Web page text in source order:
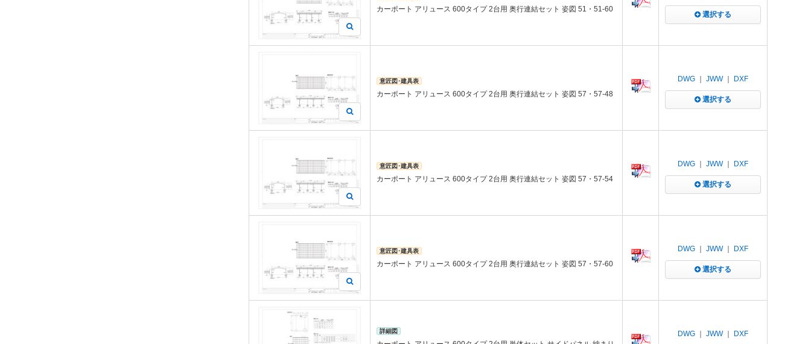
カーポート アリュース 600タイプ 2台用 奥行連結セット 姿図 51・51-60
選択する
意匠図･建具表
カーポート アリュース 600タイプ 2台用 奥行連結セット 姿図 57・57-48
DWG JWW｜ DXF
選択する
意匠図･建具表
カーポート アリュース 600タイプ 2台用 奥行連結セット 姿図 57・57-54
DWG JWW｜ DXF
選択する
意匠図･建具表
カーポート アリュース 600タイプ 2台用 奥行連結セット 姿図 57・57-60
DWG JWW｜ DXF
選択する
詳細図 DWG JWW｜ DXF